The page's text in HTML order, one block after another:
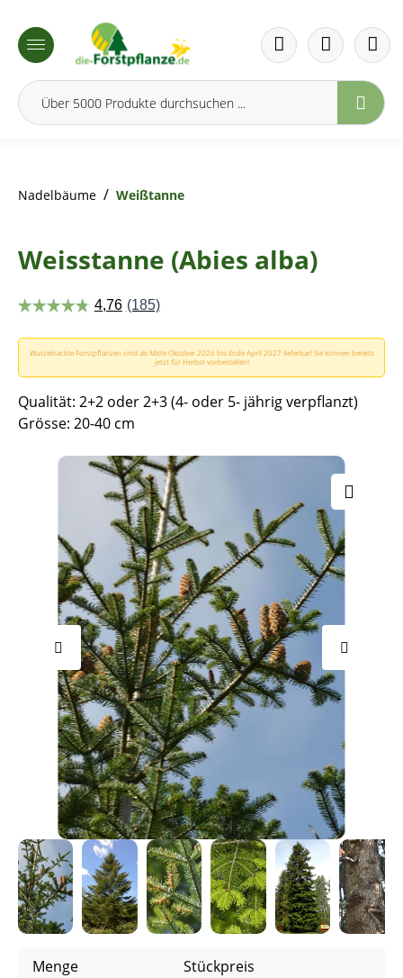
springen
Nadelbäume / Weißtanne
Weisstanne (Abies alba)
Wurzelnackte Forstpflanzen sind ab Mitte Oktober 2026 bis Ende April 2027 lieferbar! Sie können bereits
jetzt für Herbst vorbestellen!
Qualität: 2+2 oder 2+3 (4- oder 5- jährig verpflanzt)
Grösse: 20-40 cm
Menge Stückpreis